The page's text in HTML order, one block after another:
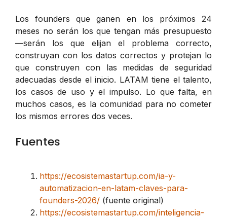
Los founders que ganen en los próximos 24
meses no serán los que tengan más presupuesto
—serán los que elijan el problema correcto,
construyan con los datos correctos y protejan lo
que construyen con las medidas de seguridad
adecuadas desde el inicio. LATAM tiene el talento,
los casos de uso y el impulso. Lo que falta, en
muchos casos, es la comunidad para no cometer
los mismos errores dos veces.
Fuentes
https://ecosistemastartup.com/ia-y-
automatizacion-en-latam-claves-para-
founders-2026/ (fuente original)
https://ecosistemastartup.com/inteligencia-